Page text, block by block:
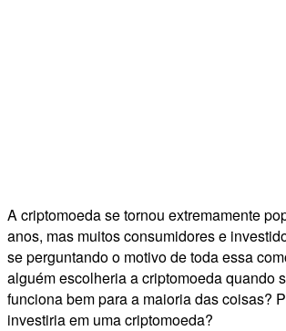
A criptomoeda se tornou extremamente
anos, mas muitos consumidores e
se perguntando o motivo de toda essa
alguém escolheria a criptomoeda quando
funciona bem para a maioria das coisas?
investiria em uma criptomoeda?